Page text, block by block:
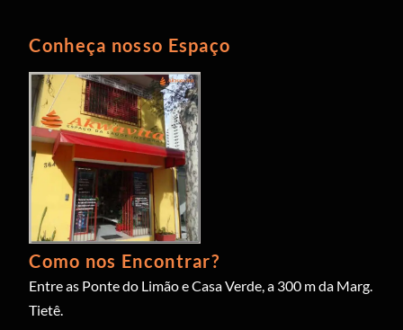
Conheça nosso Espaço
Como nos Encontrar?
Entre as Ponte do Limão e Casa Verde, a 300 m da Marg.
Tietê.